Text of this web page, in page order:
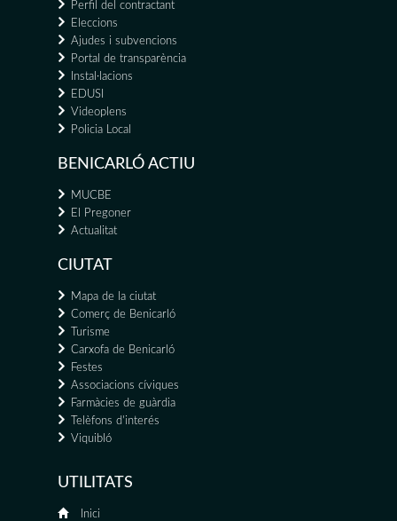
Perfil del contractant
Eleccions
Ajudes i subvencions
Portal de transparència
Instal·lacions
EDUSI
Videoplens
Policia Local
BENICARLÓ ACTIU
MUCBE
El Pregoner
Actualitat
CIUTAT
Mapa de la ciutat
Comerç de Benicarló
Turisme
Carxofa de Benicarló
Festes
Associacions cíviques
Farmàcies de guàrdia
Telèfons d'interés
Viquibló
UTILITATS
Inici